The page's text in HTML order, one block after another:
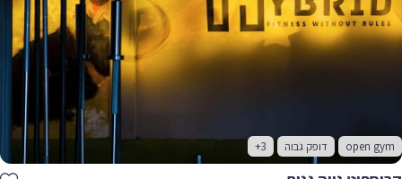
open gym דופק גבוה +3